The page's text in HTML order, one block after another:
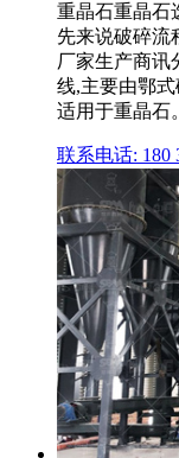
重晶石重晶石
先来说破碎流
厂家生产商讯
线,主要由鄂
适用于重晶石。
联系电话: 180